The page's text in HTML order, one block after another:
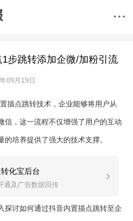
步跳转添加企微/加粉引流
09月19日
描点跳转技术，企业能够将用户从
信，这一流程不仅增强了用户的互动
培养提供了强大的技术支撑。
化宝后台
通及广告数据回传
探讨如何通过抖音内置描点跳转至企